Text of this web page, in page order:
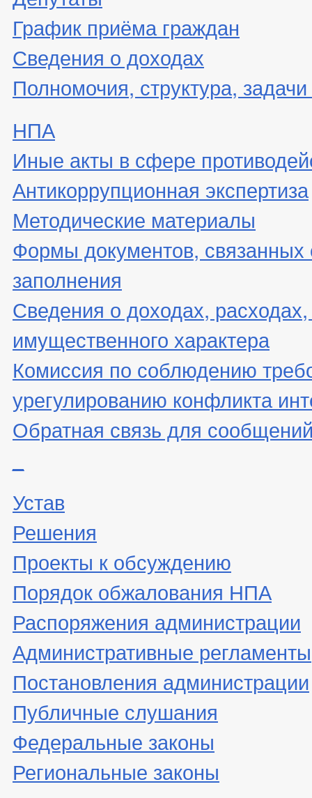
График приёма граждан
Сведения о доходах
Полномочия, структура,
НПА
Иные акты в сфере
Антикоррупционная экспертиза
Методические материалы
Формы документов, связанных
заполнения
Сведения о доходах,
имущественного характера
Комиссия по соблюдению
урегулированию конфликта
Обратная связь для
Устав
Решения
Проекты к обсуждению
Порядок обжалования НПА
Распоряжения администрации
Административные регламенты
Постановления администрации
Публичные слушания
Федеральные законы
Региональные законы